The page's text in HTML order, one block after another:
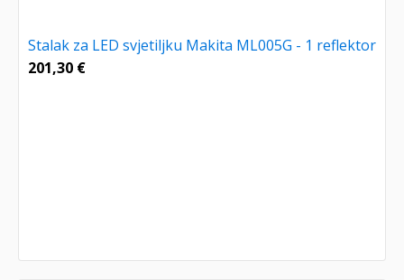
Stalak za LED svjetiljku Makita ML005G - 1 reflektor
201,30 €